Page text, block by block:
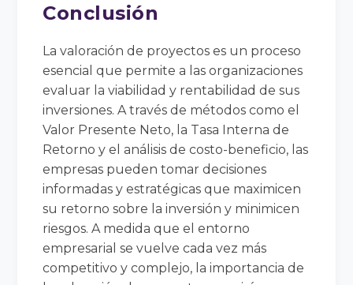
Conclusión
La valoración de proyectos es un proceso
esencial que permite a las organizaciones
evaluar la viabilidad y rentabilidad de sus
inversiones. A través de métodos como el
Valor Presente Neto, la Tasa Interna de
Retorno y el análisis de costo-beneficio, las
empresas pueden tomar decisiones
informadas y estratégicas que maximicen
su retorno sobre la inversión y minimicen
riesgos. A medida que el entorno
empresarial se vuelve cada vez más
competitivo y complejo, la importancia de